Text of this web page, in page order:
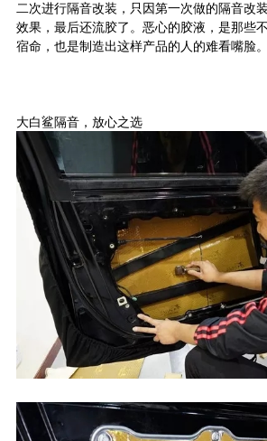
二次进行隔音改装，只因第一次做的隔音改
效果，最后还流胶了。恶心的胶液，是那些
宿命，也是制造出这样产品的人的难看嘴脸。
大白鲨隔音，放心之选